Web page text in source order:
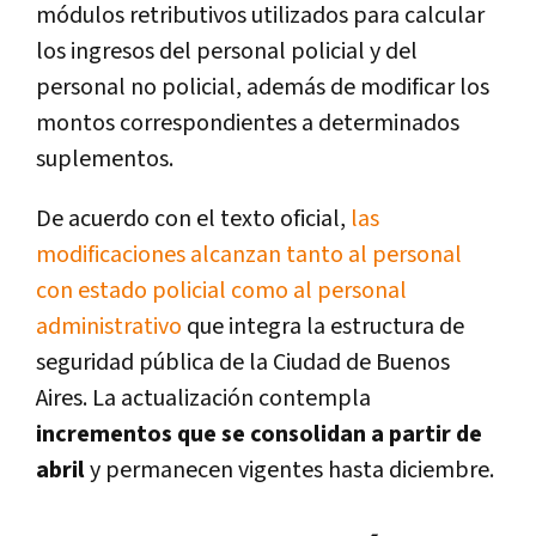
módulos retributivos utilizados para calcular
los ingresos del personal policial y del
personal no policial, además de modificar los
montos correspondientes a determinados
suplementos.
De acuerdo con el texto oficial, las
modificaciones alcanzan tanto al personal
con estado policial como al personal
administrativo que integra la estructura de
seguridad pública de la Ciudad de Buenos
Aires. La actualización contempla
incrementos que se consolidan a partir de
abrily permanecen vigentes hasta diciembre.